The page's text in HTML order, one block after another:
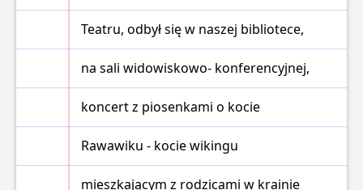
Teatru, odbył się w naszej bibliotece,
na sali widowiskowo- konferencyjnej,
koncert z piosenkami o kocie
Rawawiku - kocie wikingu
mieszkającym z rodzicami w krainie